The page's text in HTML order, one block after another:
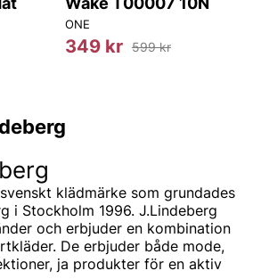
ONE
349 kr 599 kr
klädmärke som grundades
i Stockholm 1996. J.Lindeberg
och erbjuder en kombination
De erbjuder både mode,
ja produkter för en aktiv